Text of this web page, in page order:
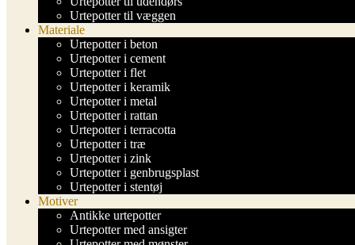
Urtepotter til væggen
Materiale
Urtepotter i beton
Urtepotter i cement
Urtepotter i flet
Urtepotter i keramik
Urtepotter i metal
Urtepotter i rattan
Urtepotter i terracotta
Urtepotter i træ
Urtepotter i zink
Urtepotter i genbrugsplast
Urtepotter i stentøj
Motiver
Antikke urtepotter
Urtepotter med ansigter